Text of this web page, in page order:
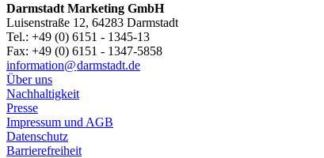
Darmstadt Marketing GmbH
Luisenstraße 12, 64283 Darmstadt
Tel.: +49 (0) 6151 - 1345-13
Fax: +49 (0) 6151 - 1347-5858
information@darmstadt.de
Über uns
Nachhaltigkeit
Presse
Impressum und AGB
Datenschutz
Barrierefreiheit